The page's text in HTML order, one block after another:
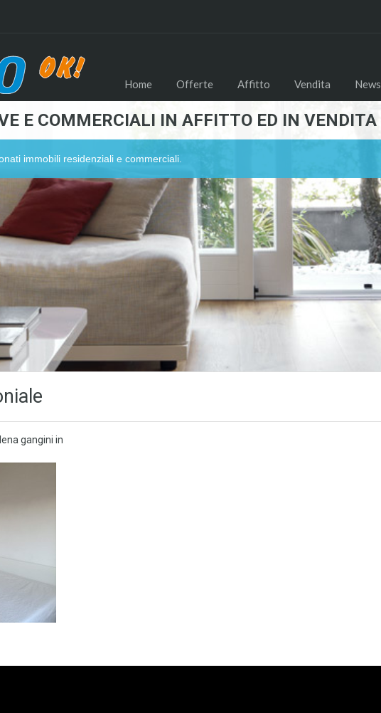
Home Offerte Affitto Vendita News
E COMMERCIALI IN AFFITTO ED IN VENDITA
immobili residenziali e commerciali.
gangini in